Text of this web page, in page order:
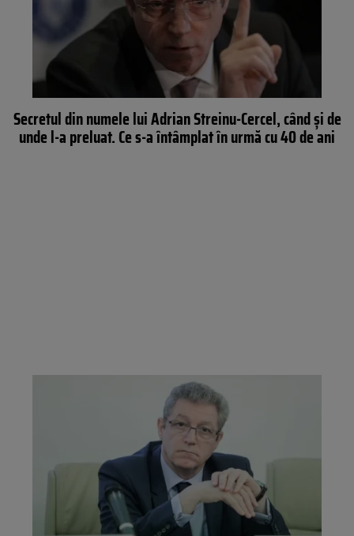
Secretul din numele lui Adrian Streinu-Cercel, când și de
unde l-a preluat. Ce s-a întâmplat în urmă cu 40 de ani